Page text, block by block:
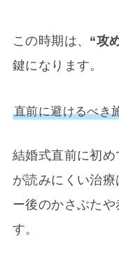
この時期は、 “攻
鍵になります。
直前に避けるべき
結婚式直前に初
が読みにくい治
ー後のかさぶた
す。